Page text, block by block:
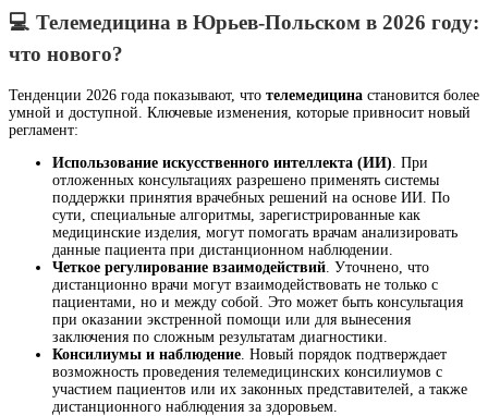
💻 Телемедицина в Юрьев-Польском в 2026 году:
что нового?
Тенденции 2026 года показывают, что телемедицина становится более
умной и доступной. Ключевые изменения, которые привносит новый
регламент:
Использование искусственного интеллекта (ИИ) . При
отложенных консультациях разрешено применять системы
поддержки принятия врачебных решений на основе ИИ. По
сути, специальные алгоритмы, зарегистрированные как
медицинские изделия, могут помогать врачам анализировать
данные пациента при дистанционном наблюдении.
Четкое регулирование взаимодействий . Уточнено, что
дистанционно врачи могут взаимодействовать не только с
пациентами, но и между собой. Это может быть консультация
при оказании экстренной помощи или для вынесения
заключения по сложным результатам диагностики.
Консилиумы и наблюдение . Новый порядок подтверждает
возможность проведения телемедицинских консилиумов с
участием пациентов или их законных представителей, а также
дистанционного наблюдения за здоровьем.